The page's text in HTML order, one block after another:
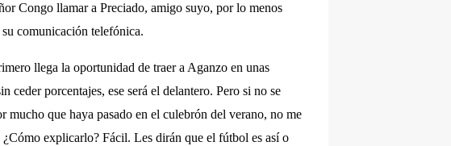
Congo llamar a Preciado, amigo suyo, por lo menos
su comunicación telefónica.
llega la oportunidad de traer a Aganzo en unas
ceder porcentajes, ese será el delantero. Pero si no se
que haya pasado en el culebrón del verano, no me
explicarlo? Fácil. Les dirán que el fútbol es así o